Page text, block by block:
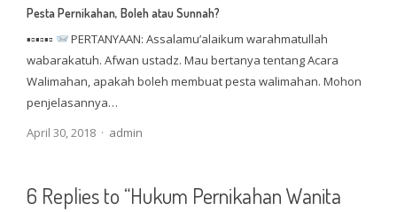
Pesta Pernikahan, Boleh atau Sunnah?
▪▫▪▫▪▫
PERTANYAAN: Assalamu’alaikum warahmatullah
wabarakatuh. Afwan ustadz. Mau bertanya tentang Acara
Walimahan, apakah boleh membuat pesta walimahan. Mohon
penjelasannya…
April 30, 2018
Author
admin
6 Replies to “Hukum Pernikahan Wanita